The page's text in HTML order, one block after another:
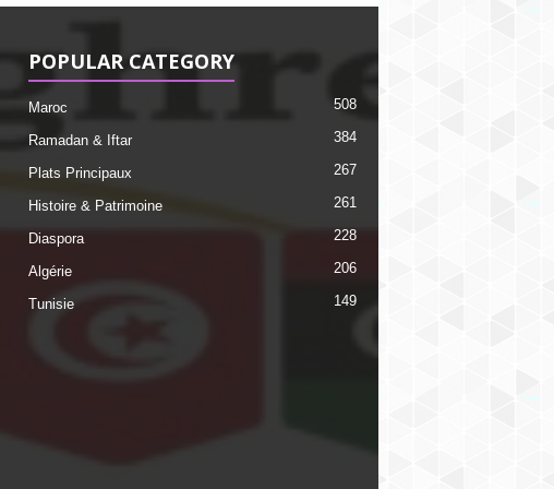
POPULAR CATEGORY
Maroc 508
Ramadan & Iftar 384
Plats Principaux 267
Histoire & Patrimoine 261
Diaspora 228
Algérie 206
Tunisie 149